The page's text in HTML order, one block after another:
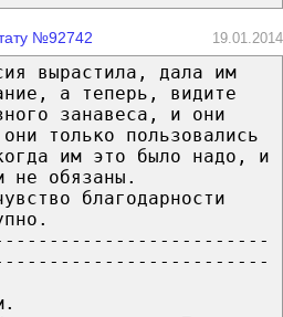
№92742 19.01.2014
вырастила, дала им
а теперь, видите
занавеса, и они
только пользовались
им это было надо, и
не обязаны.
благодарности